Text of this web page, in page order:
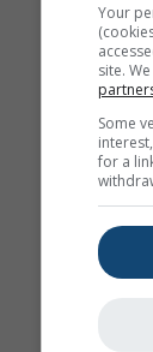
Your
site.
Some
for a